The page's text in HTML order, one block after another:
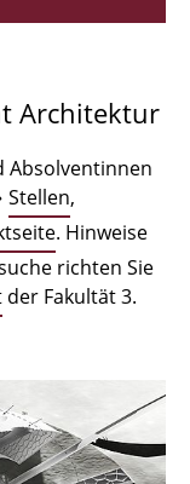
Architektur
Absolventinnen
Stellen,
. Hinweise
richten Sie
der Fakultät 3.